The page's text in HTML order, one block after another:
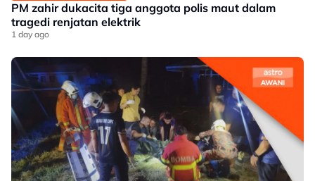
PM zahir dukacita tiga anggota polis maut dalam
tragedi renjatan elektrik
1 day ago